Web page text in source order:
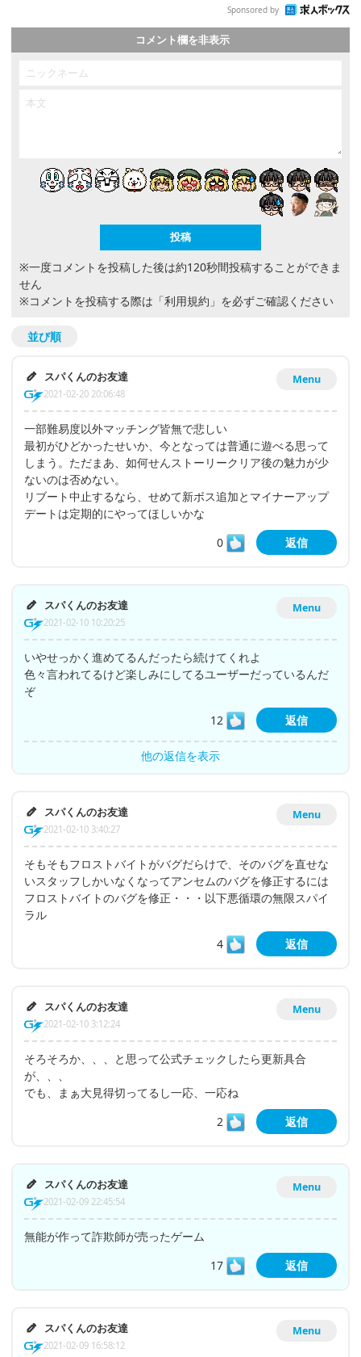
Sponsored by
コメント欄を非表示
※一度コメントを投稿した後は約120秒間投稿することができま
せん
※コメントを投稿する際は 「利用規約」 を必ずご確認ください
並び順
Menu
スパくんのお友達
2021-02-20 20:06:48
一部難易度以外マッチング皆無で悲しい
最初がひどかったせいか、今となっては普通に遊べる思って
しまう。ただまあ、如何せんストーリークリア後の魅力が少
ないのは否めない。
リブート中止するなら、せめて新ボス追加とマイナーアップ
デートは定期的にやってほしいかな
0
返信
Menu
スパくんのお友達
2021-02-10 10:20:25
いやせっかく進めてるんだったら続けてくれよ
色々言われてるけど楽しみにしてるユーザーだっているんだ
ぞ
12
返信
他の返信を表示
Menu
スパくんのお友達
2021-02-10 3:40:27
そもそもフロストバイトがバグだらけで、そのバグを直せな
いスタッフしかいなくなってアンセムのバグを修正するには
フロストバイトのバグを修正・・・以下悪循環の無限スパイ
ラル
4
返信
Menu
スパくんのお友達
2021-02-10 3:12:24
そろそろか、、、と思って公式チェックしたら更新具合
が、、、
でも、まぁ大見得切ってるし一応、一応ね
2
返信
Menu
スパくんのお友達
2021-02-09 22:45:54
無能が作って詐欺師が売ったゲーム
17
返信
Menu
スパくんのお友達
2021-02-09 16:58:12